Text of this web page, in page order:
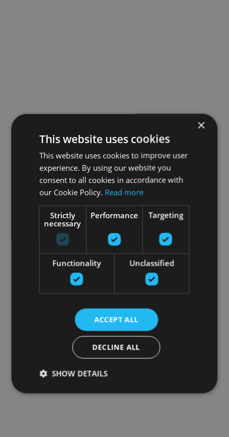
×
This website uses cookies
This website uses cookies to improve user
experience. By using our website you
consent to all cookies in accordance with
our Cookie Policy. Read more
Strictly
necessary
Performance Targeting
Functionality Unclassified
ACCEPT ALL
DECLINE ALL
SHOW DETAILS